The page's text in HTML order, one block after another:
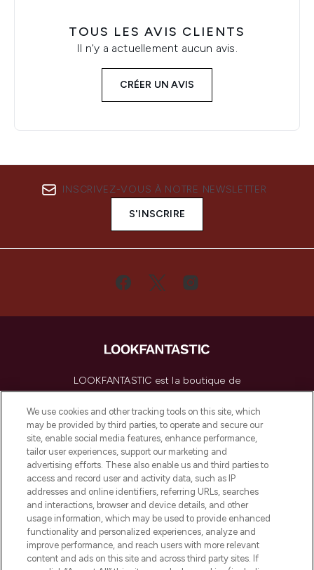
TOUS LES AVIS CLIENTS
Il n'y a actuellement aucun avis.
CRÉER UN AVIS
INSCRIVEZ-VOUS À NOTRE NEWSLETTER
S'INSCRIRE
LOOKFANTASTIC est la boutique de
beauté incontournable en Europe,
proposant les meilleurs produits de soins
de la peau, des cheveux et de maquillage
de plus de 200 marques prestigieuses.
Faites vos achats en ligne ou via
l’application, avec la livraison offerte dès
55€ d'achat.
Consentement aux cookies
Do Not Sell or Share My Personal
Information
We use cookies and other tracking tools on this site, which
may be provided by third parties, to operate and secure our
site, enable social media features, enhance performance,
tailor user experiences, support our marketing and
advertising efforts. These also enable us and third parties to
access and record user and activity data, such as IP
addresses and online identifiers, referring URLs, searches
and interactions, browser and device details, and other
usage information, which may be used to provide enhanced
functionality and personalized experiences, analyze and
improve performance, and reach users with more relevant
content and ads on this site and across third party sites. If